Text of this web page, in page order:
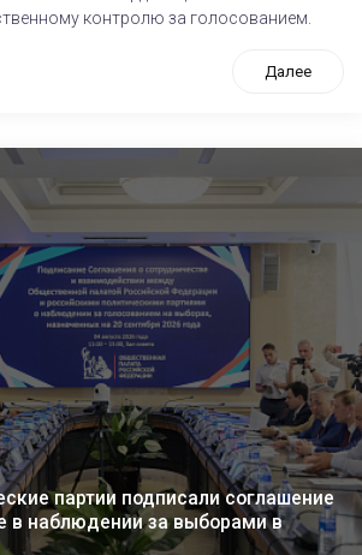
контролю за голосованием.
Далее
партии подписали соглашение
в наблюдении за выборами в